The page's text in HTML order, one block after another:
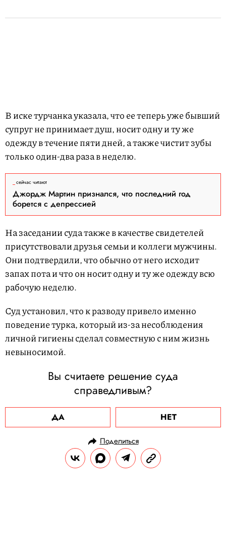
В иске турчанка указала, что ее теперь уже бывший
супруг не принимает душ, носит одну и ту же
одежду в течение пяти дней, а также чистит зубы
только один-два раза в неделю.
сейчас читают
Джордж Мартин признался, что последний год
борется с депрессией
На заседании суда также в качестве свидетелей
присутствовали друзья семьи и коллеги мужчины.
Они подтвердили, что обычно от него исходит
запах пота и что он носит одну и ту же одежду всю
рабочую неделю.
Суд установил, что к разводу привело именно
поведение турка, который из-за несоблюдения
личной гигиены сделал совместную с ним жизнь
невыносимой.
Вы считаете решение суда
справедливым?
ДА НЕТ
Поделиться